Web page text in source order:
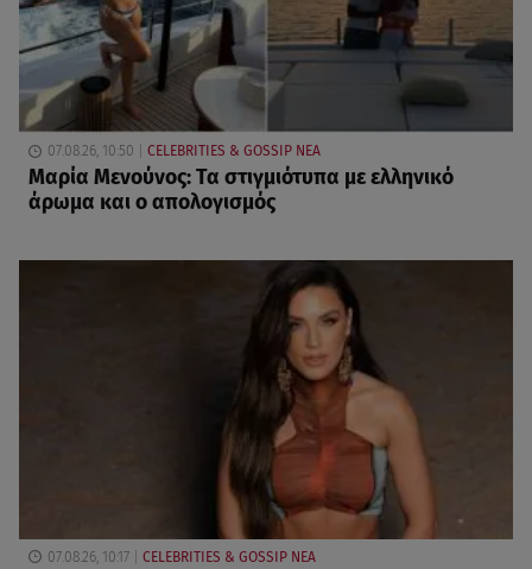
07.08.26, 10:50 CELEBRITIES & GOSSIP ΝΕΑ
Μαρία Μενούνος: Τα στιγμιότυπα με ελληνικό
άρωμα και ο απολογισμός
07.08.26, 10:17 CELEBRITIES & GOSSIP ΝΕΑ